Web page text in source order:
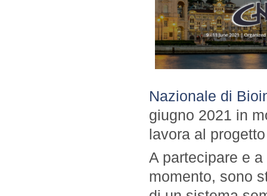
Nazionale di
giugno 2021 in
lavora al
A partecipare e
momento, sono